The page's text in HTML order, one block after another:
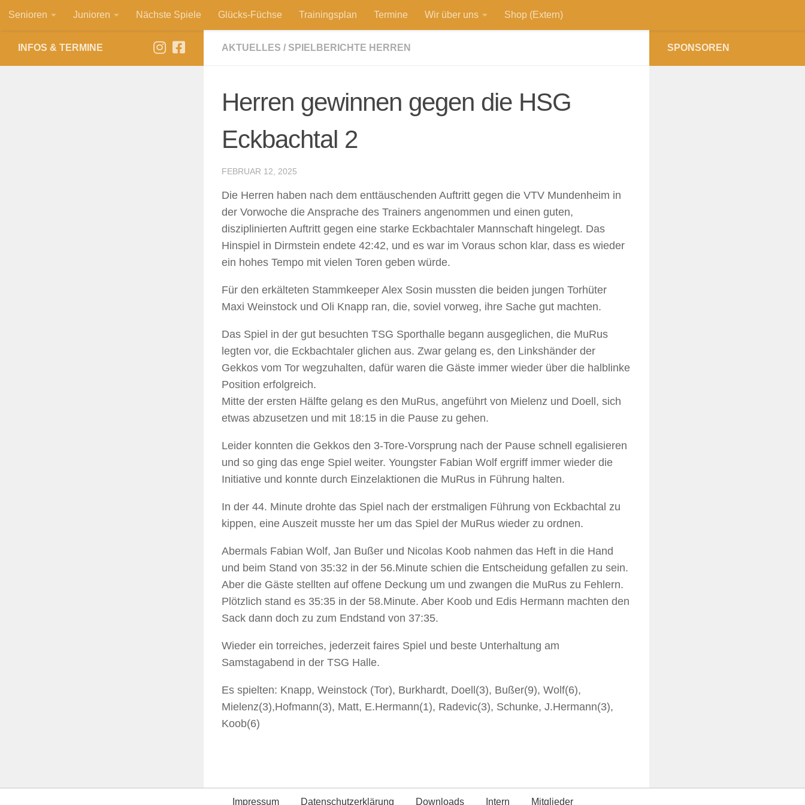
Zum Inhalt springen
Senioren Junioren Nächste Spiele Glücks-Füchse Trainingsplan Termine Wir über uns Shop (Extern)
AKTUELLES / SPIELBERICHTE HERREN
Herren gewinnen gegen die HSG
Eckbachtal 2
FEBRUAR 12, 2025
Die Herren haben nach dem enttäuschenden Auftritt gegen die VTV Mundenheim in
der Vorwoche die Ansprache des Trainers angenommen und einen guten,
disziplinierten Auftritt gegen eine starke Eckbachtaler Mannschaft hingelegt. Das
Hinspiel in Dirmstein endete 42:42, und es war im Voraus schon klar, dass es wieder
ein hohes Tempo mit vielen Toren geben würde.
Für den erkälteten Stammkeeper Alex Sosin mussten die beiden jungen Torhüter
Maxi Weinstock und Oli Knapp ran, die, soviel vorweg, ihre Sache gut machten.
Das Spiel in der gut besuchten TSG Sporthalle begann ausgeglichen, die MuRus
legten vor, die Eckbachtaler glichen aus. Zwar gelang es, den Linkshänder der
Gekkos vom Tor wegzuhalten, dafür waren die Gäste immer wieder über die halblinke
Position erfolgreich.
Mitte der ersten Hälfte gelang es den MuRus, angeführt von Mielenz und Doell, sich
etwas abzusetzen und mit 18:15 in die Pause zu gehen.
Leider konnten die Gekkos den 3-Tore-Vorsprung nach der Pause schnell egalisieren
und so ging das enge Spiel weiter. Youngster Fabian Wolf ergriff immer wieder die
Initiative und konnte durch Einzelaktionen die MuRus in Führung halten.
In der 44. Minute drohte das Spiel nach der erstmaligen Führung von Eckbachtal zu
kippen, eine Auszeit musste her um das Spiel der MuRus wieder zu ordnen.
Abermals Fabian Wolf, Jan Bußer und Nicolas Koob nahmen das Heft in die Hand
und beim Stand von 35:32 in der 56.Minute schien die Entscheidung gefallen zu sein.
Aber die Gäste stellten auf offene Deckung um und zwangen die MuRus zu Fehlern.
Plötzlich stand es 35:35 in der 58.Minute. Aber Koob und Edis Hermann machten den
Sack dann doch zu zum Endstand von 37:35.
Wieder ein torreiches, jederzeit faires Spiel und beste Unterhaltung am
Samstagabend in der TSG Halle.
Es spielten: Knapp, Weinstock (Tor), Burkhardt, Doell(3), Bußer(9), Wolf(6),
Mielenz(3),Hofmann(3), Matt, E.Hermann(1), Radevic(3), Schunke, J.Hermann(3),
Koob(6)
INFOS & TERMINE SPONSOREN
Impressum Datenschutz­erklärung Downloads Intern Mitglieder